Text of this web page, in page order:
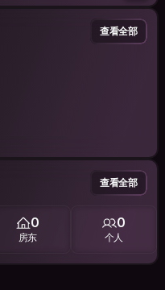
查看全部
查看全部
0
房东
0
个人